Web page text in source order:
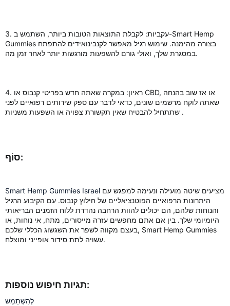
3. עקביות: לקבלת התוצאות הטובות ביותר, השתמש ב-Smart Hemp
Gummies בצורה מהימנה. שימוש רגיל מאפשר לקנבינואידים להתפתח
במסגרת שלך, ואולי גורם להשפעות מורגשות יותר לאחר זמן מה.
4. ראיון: במקרה שאתה חדש בפריטי קנבוס או CBD, או אז שוב בהנחה
שאתה לוקח מרשמים שונים, כדאי לדבר עם ספק שירותים רפואיים לפני
שתתחיל להבטיח שאין תקשורת צפויה או השפעות משניות .
סוֹף:
Smart Hemp Gummies Israel
היתרונות הרפואיים הפוטנציאליים של חילוץ קנבוס. עם הקיבוע הרגיל
והנוחות שלהם, הם יכולים להוות הרחבה נהדרת ללוח הזמנים הבריאותי
היומיומי שלך. בין אם אתם מחפשים עזרה מייסורים, מתח, אי נוחות, או
בעצם מקווה לשפר את השגשוג הכללי שלכם, Smart Hemp Gummies
עשויה לתת סידור אופייני ומוצלח.
תגיות חיפוש נוספות:
לְהִשְׁתַמֵשׁ